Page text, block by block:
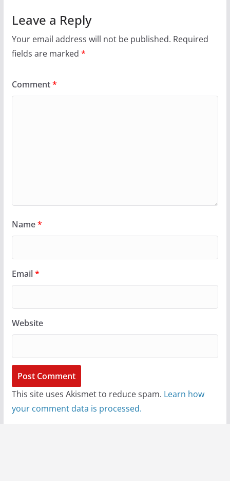
Leave a Reply
Your email address will not be published. Required
fields are marked *
Comment*
Name*
Email*
Website
This site uses Akismet to reduce spam. Learn how
your comment data is processed.